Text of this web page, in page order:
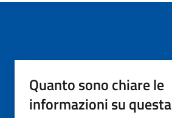
Quanto sono chiare le
informazioni su questa